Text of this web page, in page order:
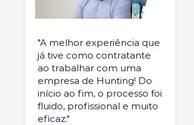
"A melhor experiência que
já tive como contratante
ao trabalhar com uma
empresa de Hunting! Do
início ao fim, o processo foi
fluido, profissional e muito
eficaz."